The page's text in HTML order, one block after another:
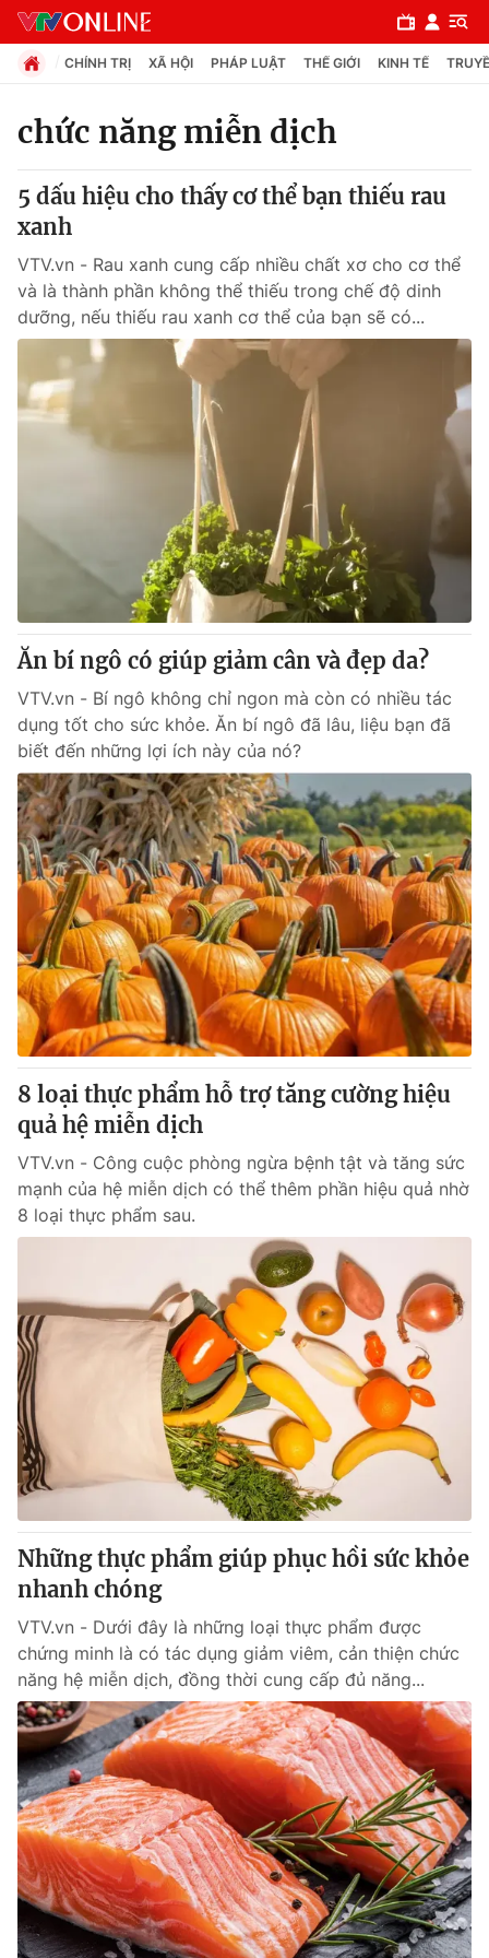
Chuyên mục
Chính trị
Xã hội
Pháp luật
Y tế
Tin tức
Thế giới đó đây
Câu chuyện quốc tế
Kinh tế
Thị trường
Góc doanh nghiệp
Dữ liệu và đời sống
Truyền hình
Phim VTV
Hậu trường
Nhân vật
Khán giả
Giải sao mai
Giải trí
Điện ảnh
Âm nhạc
Sao
Đời sống
Du lịch
Làm đẹp
Chất lượng cuộc sống
Giáo dục
Tuyển sinh
Học trực tuyến
Công nghệ
Hitech Công nghệ tương lai
Sản phẩm
Thị trường
Tư vấn
Giao lưu trực tuyến
Lịch phát sóng
Chuyên mục khác
Emagazine Podcast
Photo
Shorts video
VTV Money VTV Thể thao
VTV Sức khoẻ Bất động sản
Thị trường 24h Tấm lòng Việt
VTV4 Vươn mình bằng AI
Liên hệ tòa soạn English
THỜI BÁO VTV
Theo dõi báo trên
Cơ quan chủ quản:Đài Truyền hình Việt Nam
CHÍNH TRỊ XÃ HỘI PHÁP LUẬT THẾ GIỚI KINH TẾ
chức năng miễn dịch
5 dấu hiệu cho thấy cơ thể bạn thiếu rau
xanh
VTV.vn - Rau xanh cung cấp nhiều chất xơ cho cơ thể
và là thành phần không thể thiếu trong chế độ dinh
dưỡng, nếu thiếu rau xanh cơ thể của bạn sẽ có...
Ăn bí ngô có giúp giảm cân và đẹp da?
VTV.vn - Bí ngô không chỉ ngon mà còn có nhiều tác
dụng tốt cho sức khỏe. Ăn bí ngô đã lâu, liệu bạn đã
biết đến những lợi ích này của nó?
8 loại thực phẩm hỗ trợ tăng cường hiệu
quả hệ miễn dịch
VTV.vn - Công cuộc phòng ngừa bệnh tật và tăng sức
mạnh của hệ miễn dịch có thể thêm phần hiệu quả nhờ
8 loại thực phẩm sau.
Những thực phẩm giúp phục hồi sức khỏe
nhanh chóng
VTV.vn - Dưới đây là những loại thực phẩm được
chứng minh là có tác dụng giảm viêm, cản thiện chức
năng hệ miễn dịch, đồng thời cung cấp đủ năng...